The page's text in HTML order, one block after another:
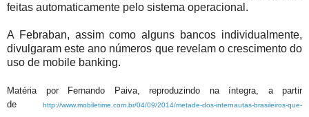
feitas automaticamente pelo sistema operacional.
A Febraban, assim como alguns bancos individualmente,
divulgaram este ano números que revelam o crescimento do
uso de mobile banking.
Matéria por Fernando Paiva, reproduzindo na íntegra, a partir
de
http://www.mobiletime.com.br/04/09/2014/metade-dos-internautas-brasileiros-que-